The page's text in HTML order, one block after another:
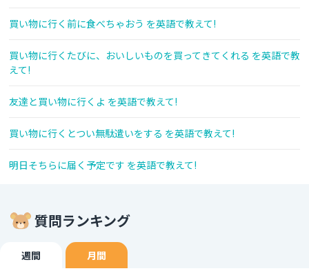
買い物に行く前に食べちゃおう を英語で教えて!
買い物に行くたびに、おいしいものを買ってきてくれる を英語で教
えて!
友達と買い物に行くよ を英語で教えて!
買い物に行くとつい無駄遣いをする を英語で教えて!
明日そちらに届く予定です を英語で教えて!
質問ランキング
週間 月間